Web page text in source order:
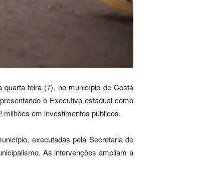
feira (7), no município de Costa
o Executivo estadual como
em investimentos públicos.
executadas pela Secretaria de
As intervenções ampliam a